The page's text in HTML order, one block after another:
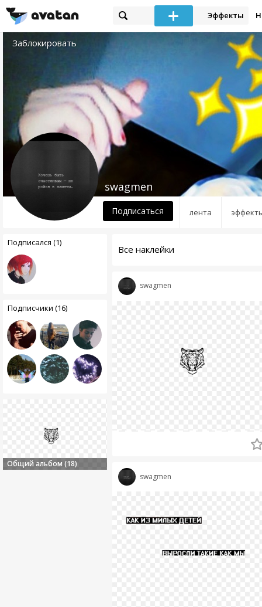
Эффекты
Заблокировать
лента
swagmen
Подписаться
Подписался (1)
Подписчики (16)
Общий альбом (18)
Все наклейки
swagmen
swagmen